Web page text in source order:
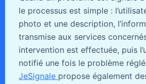
le processus est simple :
photo et une description,
transmise aux services
intervention est effectuée, puis
notifié une fois le problème
JeSignale propose également